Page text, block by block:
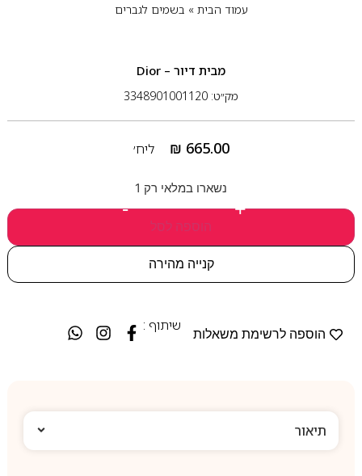
עמוד הבית» בשמים לגברים
מבית דיור – Dior
מק״ט: 3348901001120
₪ 665.00 ליח׳
נשארו במלאי רק 1
- +
הוספה לסל
קנייה מהירה
הוספה לרשימת משאלות
שיתוף :
תיאור